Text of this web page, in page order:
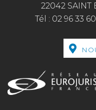
22042 SAINT
Tél : 02 96 33